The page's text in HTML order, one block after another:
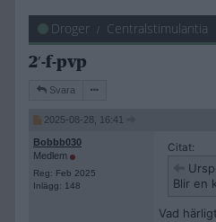
Droger Centralstimulantia
2′-f-pvp
Svara
2025-08-28, 16:41
Bobbb030
Medlem
Reg: Feb 2025
Inlägg: 148
Citat:
Blir en
Vad